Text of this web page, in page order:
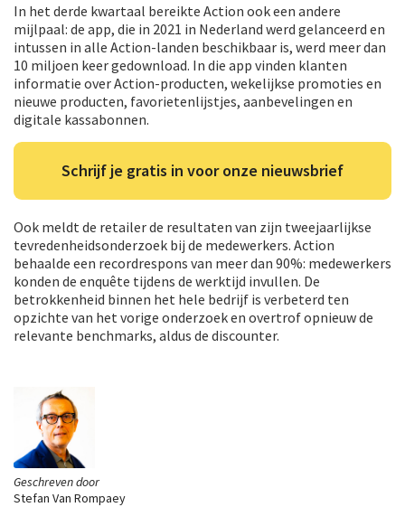
Geschreven door
Stefan Van Rompaey
In het derde kwartaal bereikte Action ook een andere
mijlpaal: de app, die in 2021 in Nederland werd gelanceerd en
intussen in alle Action-landen beschikbaar is, werd meer dan
10 miljoen keer gedownload. In die app vinden klanten
informatie over Action-producten, wekelijkse promoties en
nieuwe producten, favorietenlijstjes, aanbevelingen en
digitale kassabonnen.
Schrijf je gratis in voor onze nieuwsbrief
Ook meldt de retailer de resultaten van zijn tweejaarlijkse
tevredenheidsonderzoek bij de medewerkers. Action
behaalde een recordrespons van meer dan 90%: medewerkers
konden de enquête tijdens de werktijd invullen. De
betrokkenheid binnen het hele bedrijf is verbeterd ten
opzichte van het vorige onderzoek en overtrof opnieuw de
relevante benchmarks, aldus de discounter.